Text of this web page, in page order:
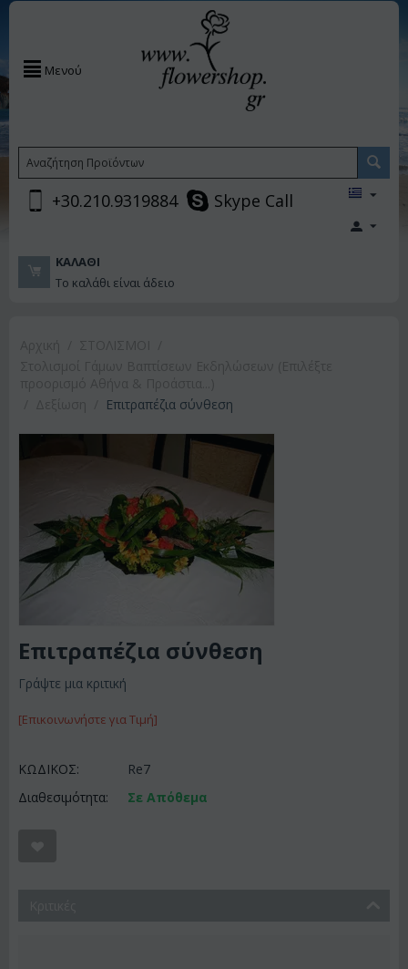
Μενού
+30.210.9319884 Skype Call
ΚΑΛΆΘΙ
Το καλάθι είναι άδειο
Επιτραπέζια σύνθεση
Επιτραπέζια σύνθεση
Γράψτε μια κριτική
[Επικοινωνήστε για Τιμή]
ΚΩΔΙΚΟΣ:
Re7
Διαθεσιμότητα:
Σε Απόθεμα